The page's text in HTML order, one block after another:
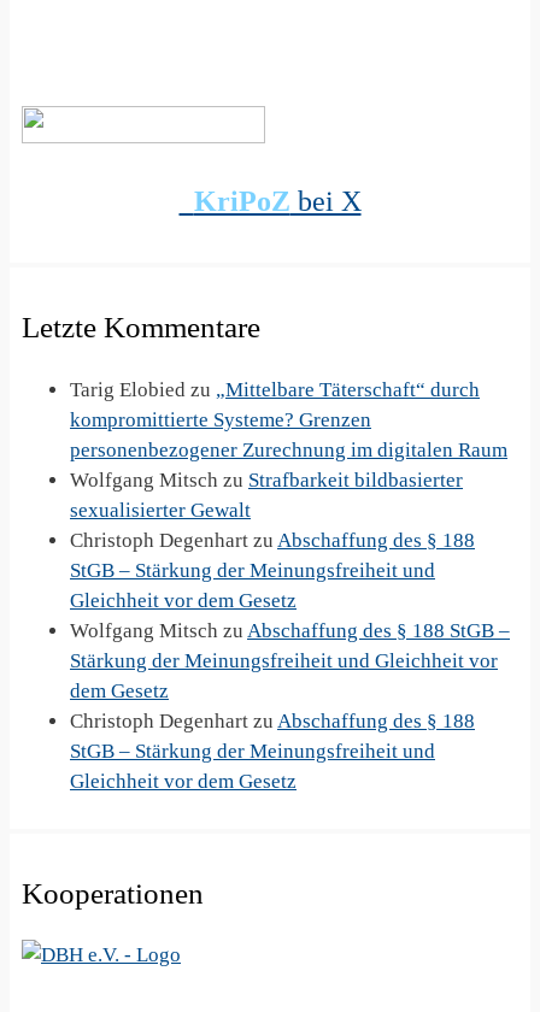
KriPoZ bei X
Letzte Kommentare
Tarig Elobied zu „Mittelbare Täterschaft“ durch
kompromittierte Systeme? Grenzen
personenbezogener Zurechnung im digitalen Raum
Wolfgang Mitsch zu Strafbarkeit bildbasierter
sexualisierter Gewalt
Christoph Degenhart zu Abschaffung des § 188
StGB – Stärkung der Meinungsfreiheit und
Gleichheit vor dem Gesetz
Wolfgang Mitsch zu Abschaffung des § 188 StGB –
Stärkung der Meinungsfreiheit und Gleichheit vor
dem Gesetz
Christoph Degenhart zu Abschaffung des § 188
StGB – Stärkung der Meinungsfreiheit und
Gleichheit vor dem Gesetz
Kooperationen